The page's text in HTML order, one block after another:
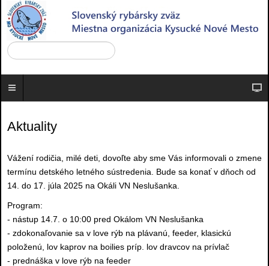
Aktuality
Vážení rodičia, milé deti, dovoľte aby sme Vás informovali o zmene
termínu detského letného sústredenia. Bude sa konať v dňoch od
14. do 17. júla 2025 na Okáli VN Neslušanka.
Program:
- nástup 14.7. o 10:00 pred Okálom VN Neslušanka
- zdokonaľovanie sa v love rýb na plávanú, feeder, klasickú
položenú, lov kaprov na boilies príp. lov dravcov na prívlač
- prednáška v love rýb na feeder